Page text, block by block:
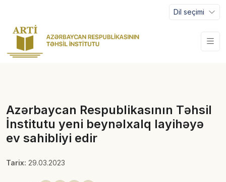
Dil seçimi
Azərbaycan Respublikasının Təhsil
İnstitutu yeni beynəlxalq layihəyə
ev sahibliyi edir
Tarix: 29.03.2023